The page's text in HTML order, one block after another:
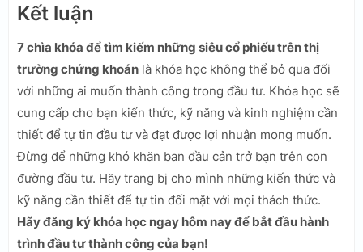
Kết luận
7 chìa khóa để tìm kiếm những siêu cổ phiếu trên thị
trường chứng khoán là khóa học không thể bỏ qua đối
với những ai muốn thành công trong đầu tư. Khóa học sẽ
cung cấp cho bạn kiến thức, kỹ năng và kinh nghiệm cần
thiết để tự tin đầu tư và đạt được lợi nhuận mong muốn.
Đừng để những khó khăn ban đầu cản trở bạn trên con
đường đầu tư. Hãy trang bị cho mình những kiến thức và
kỹ năng cần thiết để tự tin đối mặt với mọi thách thức.
Hãy đăng ký khóa học ngay hôm nay để bắt đầu hành
trình đầu tư thành công của bạn!